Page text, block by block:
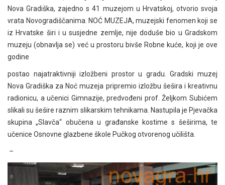
Nova Gradiška, zajedno s 41 muzejom u Hrvatskoj, otvorio svoja
vrata Novogradiščanima. NOĆ MUZEJA, muzejski fenomen koji se
iz Hrvatske širi i u susjedne zemlje, nije doduše bio u Gradskom
muzeju (obnavlja se) već u prostoru bivše Robne kuće, koji je ove
godine
postao najatraktivniji izložbeni prostor u gradu. Gradski muzej
Nova Gradiška za Noć muzeja pripremio izložbu šešira i kreativnu
radionicu, a učenici Gimnazije, predvođeni prof. Željkom Subićem
slikali su šešire raznim slikarskim tehnikama. Nastupila je Pjevačka
skupina „Slavča“ obučena u građanske kostime s šeširima, te
učenice Osnovne glazbene škole Pučkog otvorenog učilišta.
–